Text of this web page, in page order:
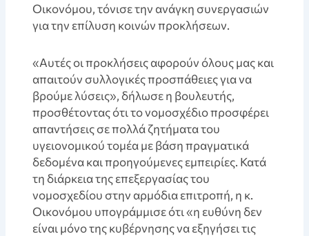
Οικονόμου, τόνισε την ανάγκη συνεργασιών
για την επίλυση κοινών προκλήσεων.
«Αυτές οι προκλήσεις αφορούν όλους μας και
απαιτούν συλλογικές προσπάθειες για να
βρούμε λύσεις», δήλωσε η βουλευτής,
προσθέτοντας ότι το νομοσχέδιο προσφέρει
απαντήσεις σε πολλά ζητήματα του
υγειονομικού τομέα με βάση πραγματικά
δεδομένα και προηγούμενες εμπειρίες. Κατά
τη διάρκεια της επεξεργασίας του
νομοσχεδίου στην αρμόδια επιτροπή, η κ.
Οικονόμου υπογράμμισε ότι «η ευθύνη δεν
είναι μόνο της κυβέρνησης να εξηγήσει τις